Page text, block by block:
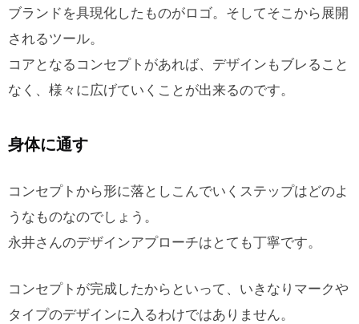
ブランドを具現化したものがロゴ。そしてそこから展開
されるツール。
コアとなるコンセプトがあれば、デザインもブレること
なく、様々に広げていくことが出来るのです。
身体に通す
コンセプトから形に落としこんでいくステップはどのよ
うなものなのでしょう。
永井さんのデザインアプローチはとても丁寧です。
コンセプトが完成したからといって、いきなりマークや
タイプのデザインに入るわけではありません。